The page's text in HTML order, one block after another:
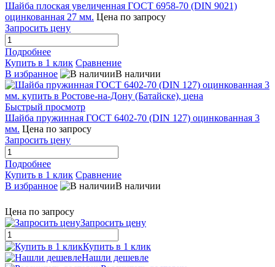
Шайба плоская увеличенная ГОСТ 6958-70 (DIN 9021)
оцинкованная 27 мм. Цена по запросу
Запросить цену
Подробнее
Купить в 1 клик Сравнение
В избранное
В наличии
Быстрый просмотр
Шайба пружинная ГОСТ 6402-70 (DIN 127) оцинкованная 3
мм. Цена по запросу
Запросить цену
Подробнее
Купить в 1 клик Сравнение
В избранное
В наличии
Цена по запросу
Запросить цену
Купить в 1 клик
Нашли дешевле